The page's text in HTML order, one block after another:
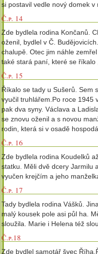
si postavil vedle nový domek
Č.p. 14
Zde bydlela rodina Končanů.
oženil, bydlel v Č.
chalupě. Otec jim náhle
také stará paní, které se
Č.p. 15
Říkalo se tady u Sušerů. Sem
vyučil truhlářem.Po roce 1945
pak dva syny. Václava a
se znovu oženil a s novou
rodin, která si v osadě
Č.p. 16
Zde bydlela rodina Koudelků
statku. Měli dvě dcery Jarmilu
vyučen krejčím a jeho
Č.p. 17
Tady bydlela rodina Vášků.
malý kousek pole asi půl ha.
sloužila. Marie i Helena též
Č.p.18
Zde bydlel samotář švec